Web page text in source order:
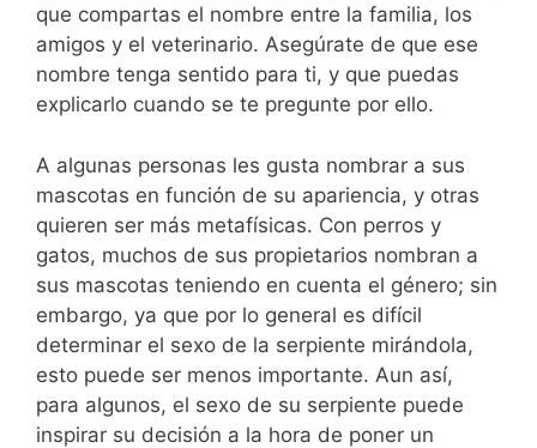
que compartas el nombre entre la familia, los
amigos y el veterinario. Asegúrate de que ese
nombre tenga sentido para ti, y que puedas
explicarlo cuando se te pregunte por ello.
A algunas personas les gusta nombrar a sus
mascotas en función de su apariencia, y otras
quieren ser más metafísicas. Con perros y
gatos, muchos de sus propietarios nombran a
sus mascotas teniendo en cuenta el género; sin
embargo, ya que por lo general es difícil
determinar el sexo de la serpiente mirándola,
esto puede ser menos importante. Aun así,
para algunos, el sexo de su serpiente puede
inspirar su decisión a la hora de poner un